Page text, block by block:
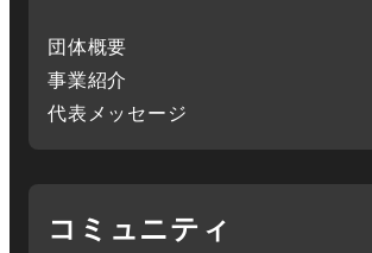
団体概要
事業紹介
代表メッセージ
コミュニティ